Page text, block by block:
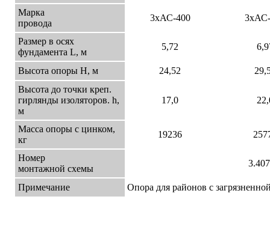
Марка
провода
3хАС-400
Размер в осях
фундамента L, м
5,72
Высота опоры Н, м 24,52
Высота до точки креп.
гирлянды изоляторов. h,
м
17,0
Масса опоры с цинком,
кг
19236
Номер
монтажной схемы
Примечание Опора для районов с